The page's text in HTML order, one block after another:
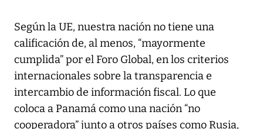
Según la UE, nuestra nación no tiene una
calificación de, al menos, “mayormente
cumplida” por el Foro Global, en los criterios
internacionales sobre la transparencia e
intercambio de información fiscal. Lo que
coloca a Panamá como una nación “no
cooperadora” junto a otros países como Rusia,